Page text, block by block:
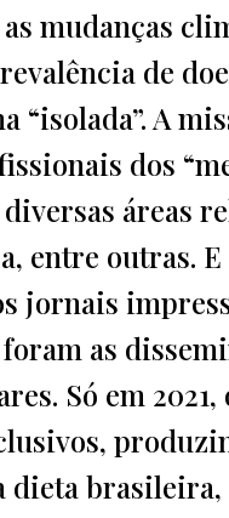
mudanças
de
“isolada”. A
dos
áreas
entre outras.
jornais
foram as
Só em
brasileira,